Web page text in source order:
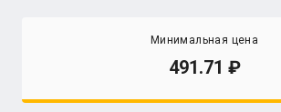
Минимальная цена
491.71